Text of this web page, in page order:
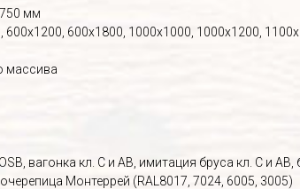
мм
600х1800, 1000х1000, 1000х1200,
массива
вагонка кл. С и АВ, имитация бруса кл. С и АВ,
Монтеррей (RAL8017, 7024, 6005, 3005)